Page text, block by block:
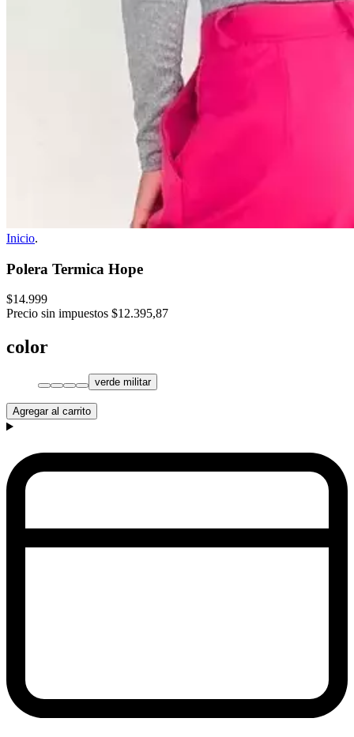
Inicio.
Polera Termica Hope
$14.999
Precio sin impuestos $12.395,87
color
verde militar
Agregar al carrito